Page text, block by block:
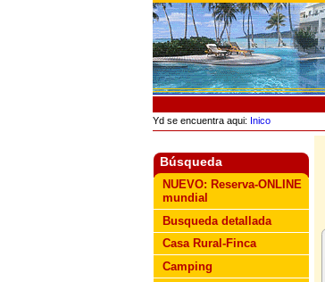
Yd se encuentra aqui: Inico
Búsqueda
NUEVO: Reserva-ONLINE
mundial
Busqueda detallada
Casa Rural-Finca
Camping